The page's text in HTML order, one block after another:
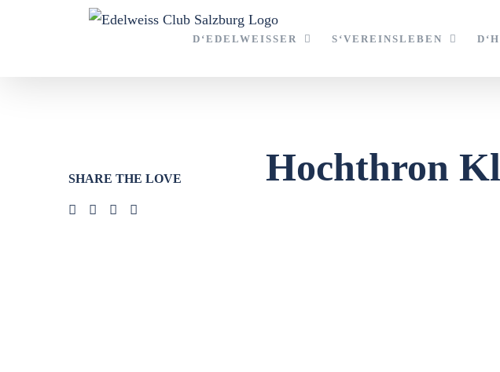
D‘EDELWEISSER S‘VEREINSLEBEN
Hochthron
SHARE THE LOVE